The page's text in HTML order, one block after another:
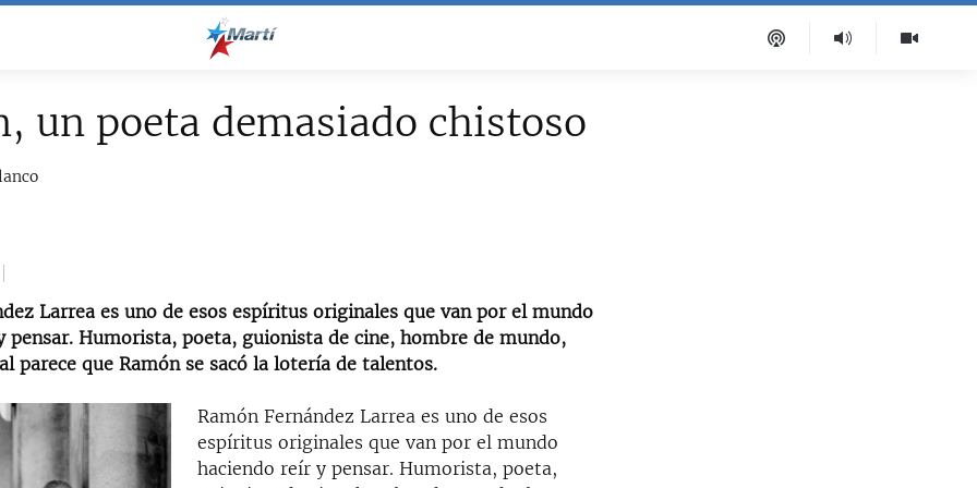
un poeta demasiado chistoso
Larrea es uno de esos espíritus originales que van por el mundo
pensar. Humorista, poeta, guionista de cine, hombre de mundo,
parece que Ramón se sacó la lotería de talentos.
Ramón Fernández Larrea es uno de esos
espíritus originales que van por el mundo
haciendo reír y pensar. Humorista, poeta,